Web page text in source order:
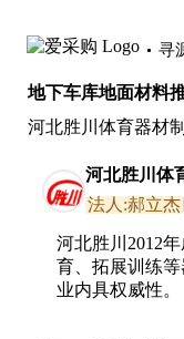
寻
地下车库地面材料
河北胜川体育器材
河北胜川体
法人:郝立杰
河北胜川2012
育、拓展训练
业内具权威性。